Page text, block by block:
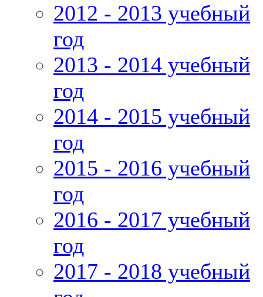
2012 - 2013 учебный
год
2013 - 2014 учебный
год
2014 - 2015 учебный
год
2015 - 2016 учебный
год
2016 - 2017 учебный
год
2017 - 2018 учебный